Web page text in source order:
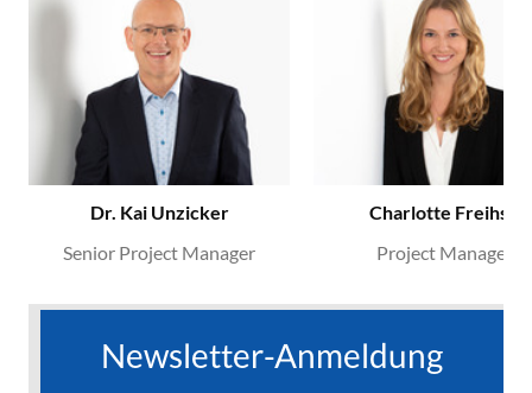
Dr. Kai Unzicker
Senior Project Manager
Charlotte Freihse
Project Manager
Newsletter-Anmeldung